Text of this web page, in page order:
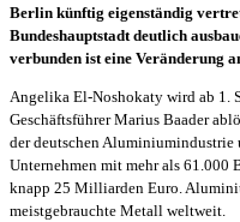
Berlin künftig eigenständig
Bundeshauptstadt deutlich
verbunden ist eine Veränderung
Angelika El-Noshokaty wird ab 1.
Geschäftsführer Marius Baader
der deutschen
Unternehmen mit mehr als 61.000
knapp 25 Milliarden Euro.
meistgebrauchte Metall weltweit.